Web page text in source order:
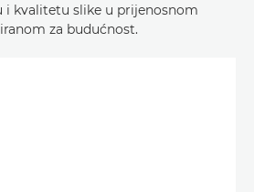
i kvalitetu slike u prijenosnom
za budućnost.